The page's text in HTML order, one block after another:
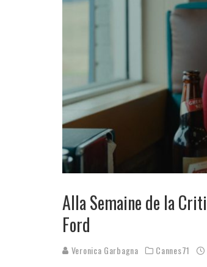
Alla Semaine de la
Ford
Veronica Garbagna Cannes71